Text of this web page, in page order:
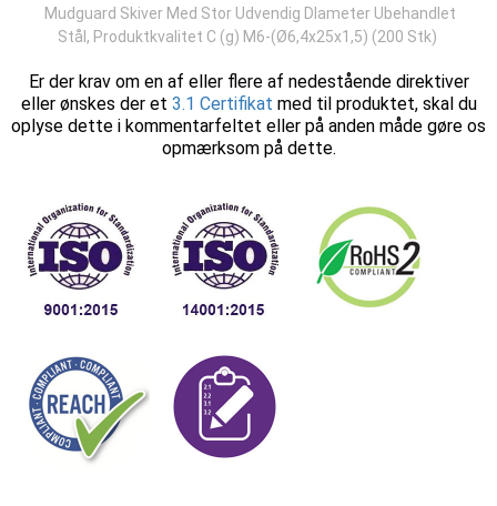
Mudguard Skiver Med Stor Udvendig DIameter Ubehandlet
Stål, Produktkvalitet C (g) M6-(Ø6,4x25x1,5) (200 Stk)
Er der krav om en af eller flere af nedestående direktiver
eller ønskes der et 3.1 Certifikat med til produktet, skal du
oplyse dette i kommentarfeltet eller på anden måde gøre os
opmærksom på dette.